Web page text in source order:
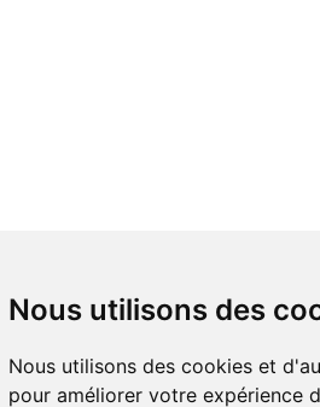
Nous utilisons des
Nous utilisons des cookies et d'autres technologies de suivi
pour améliorer votre expérience